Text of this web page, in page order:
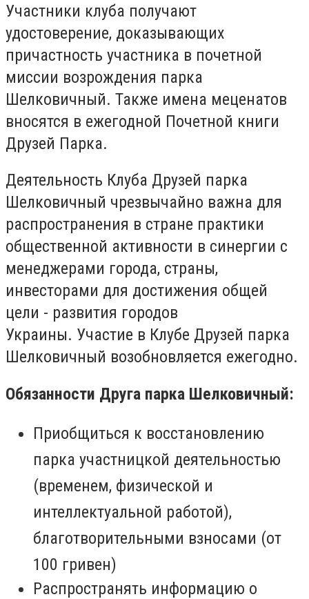
Участники клуба получают
удостоверение, доказывающих
причастность участника в почетной
миссии возрождения парка
Шелковичный. Также имена меценатов
вносятся в ежегодной Почетной книги
Друзей Парка.
Деятельность Клуба Друзей парка
Шелковичный чрезвычайно важна для
распространения в стране практики
общественной активности в синергии с
менеджерами города, страны,
инвесторами для достижения общей
цели - развития городов
Украины. Участие в Клубе Друзей парка
Шелковичный возобновляется ежегодно.
Обязанности Друга парка Шелковичный:
Приобщиться к восстановлению
парка участницкой деятельностью
(временем, физической и
интеллектуальной работой),
благотворительными взносами (от
100 гривен)
Распространять информацию о